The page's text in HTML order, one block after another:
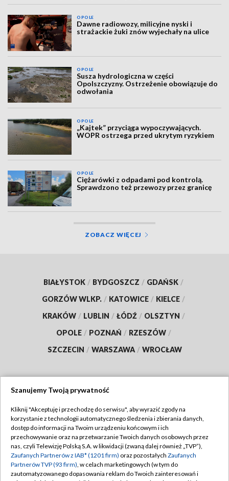
OPOLE
Dawne radiowozy, milicyjne nyski i
strażackie żuki znów wyjechały na ulice
OPOLE
Susza hydrologiczna w części
Opolszczyzny. Ostrzeżenie obowiązuje do
odwołania
OPOLE
„Kajtek” przyciąga wypoczywających.
WOPR ostrzega przed ukrytym ryzykiem
OPOLE
Ciężarówki z odpadami pod kontrolą.
Sprawdzono też przewozy przez granicę
ZOBACZ WIĘCEJ
BIAŁYSTOK / BYDGOSZCZ / GDAŃSK /
GORZÓW WLKP. / KATOWICE / KIELCE /
KRAKÓW / LUBLIN / ŁÓDŹ / OLSZTYN /
OPOLE / POZNAŃ / RZESZÓW /
SZCZECIN / WARSZAWA / WROCŁAW
TVP
Abonament TVP
Emisja w TVP
Centrum informacji TVP
Regulamin TVP
Polityka prywatności
Moje zgody
Szanujemy Twoją prywatność
Kliknij "Akceptuję i przechodzę do serwisu", aby wyrazić zgody na
korzystanie z technologii automatycznego śledzenia i zbierania danych,
dostęp do informacji na Twoim urządzeniu końcowym i ich
przechowywanie oraz na przetwarzanie Twoich danych osobowych przez
nas, czyli Telewizję Polską S.A. w likwidacji (zwaną dalej również „TVP”),
Zaufanych Partnerów z IAB* (1201 firm) oraz pozostałych Zaufanych
Partnerów TVP (93 firm), w celach marketingowych (w tym do
zautomatyzowanego dopasowania reklam do Twoich zainteresowań i